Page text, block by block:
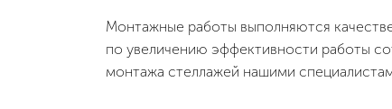
Монтажные работы выполняются
по увеличению эффективности работы
монтажа стеллажей нашими